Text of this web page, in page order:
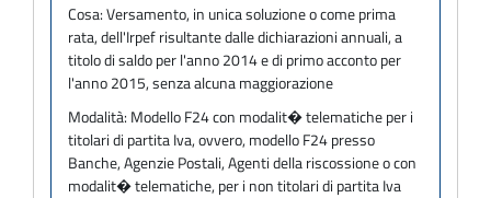
Cosa:Versamento, in unica soluzione o come prima
rata, dell'Irpef risultante dalle dichiarazioni annuali, a
titolo di saldo per l'anno 2014 e di primo acconto per
l'anno 2015, senza alcuna maggiorazione
Modalità: Modello F24 con modalit� telematiche per i
titolari di partita Iva, ovvero, modello F24 presso
Banche, Agenzie Postali, Agenti della riscossione o con
modalit� telematiche, per i non titolari di partita Iva